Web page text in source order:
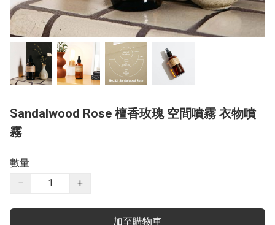
Sandalwood Rose 檀香玫瑰 空間噴霧 衣物噴
霧
數量
−
+
加至購物車